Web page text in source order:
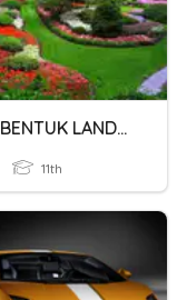
REKA BENTUK LANDSKAP TIN G 3
11th